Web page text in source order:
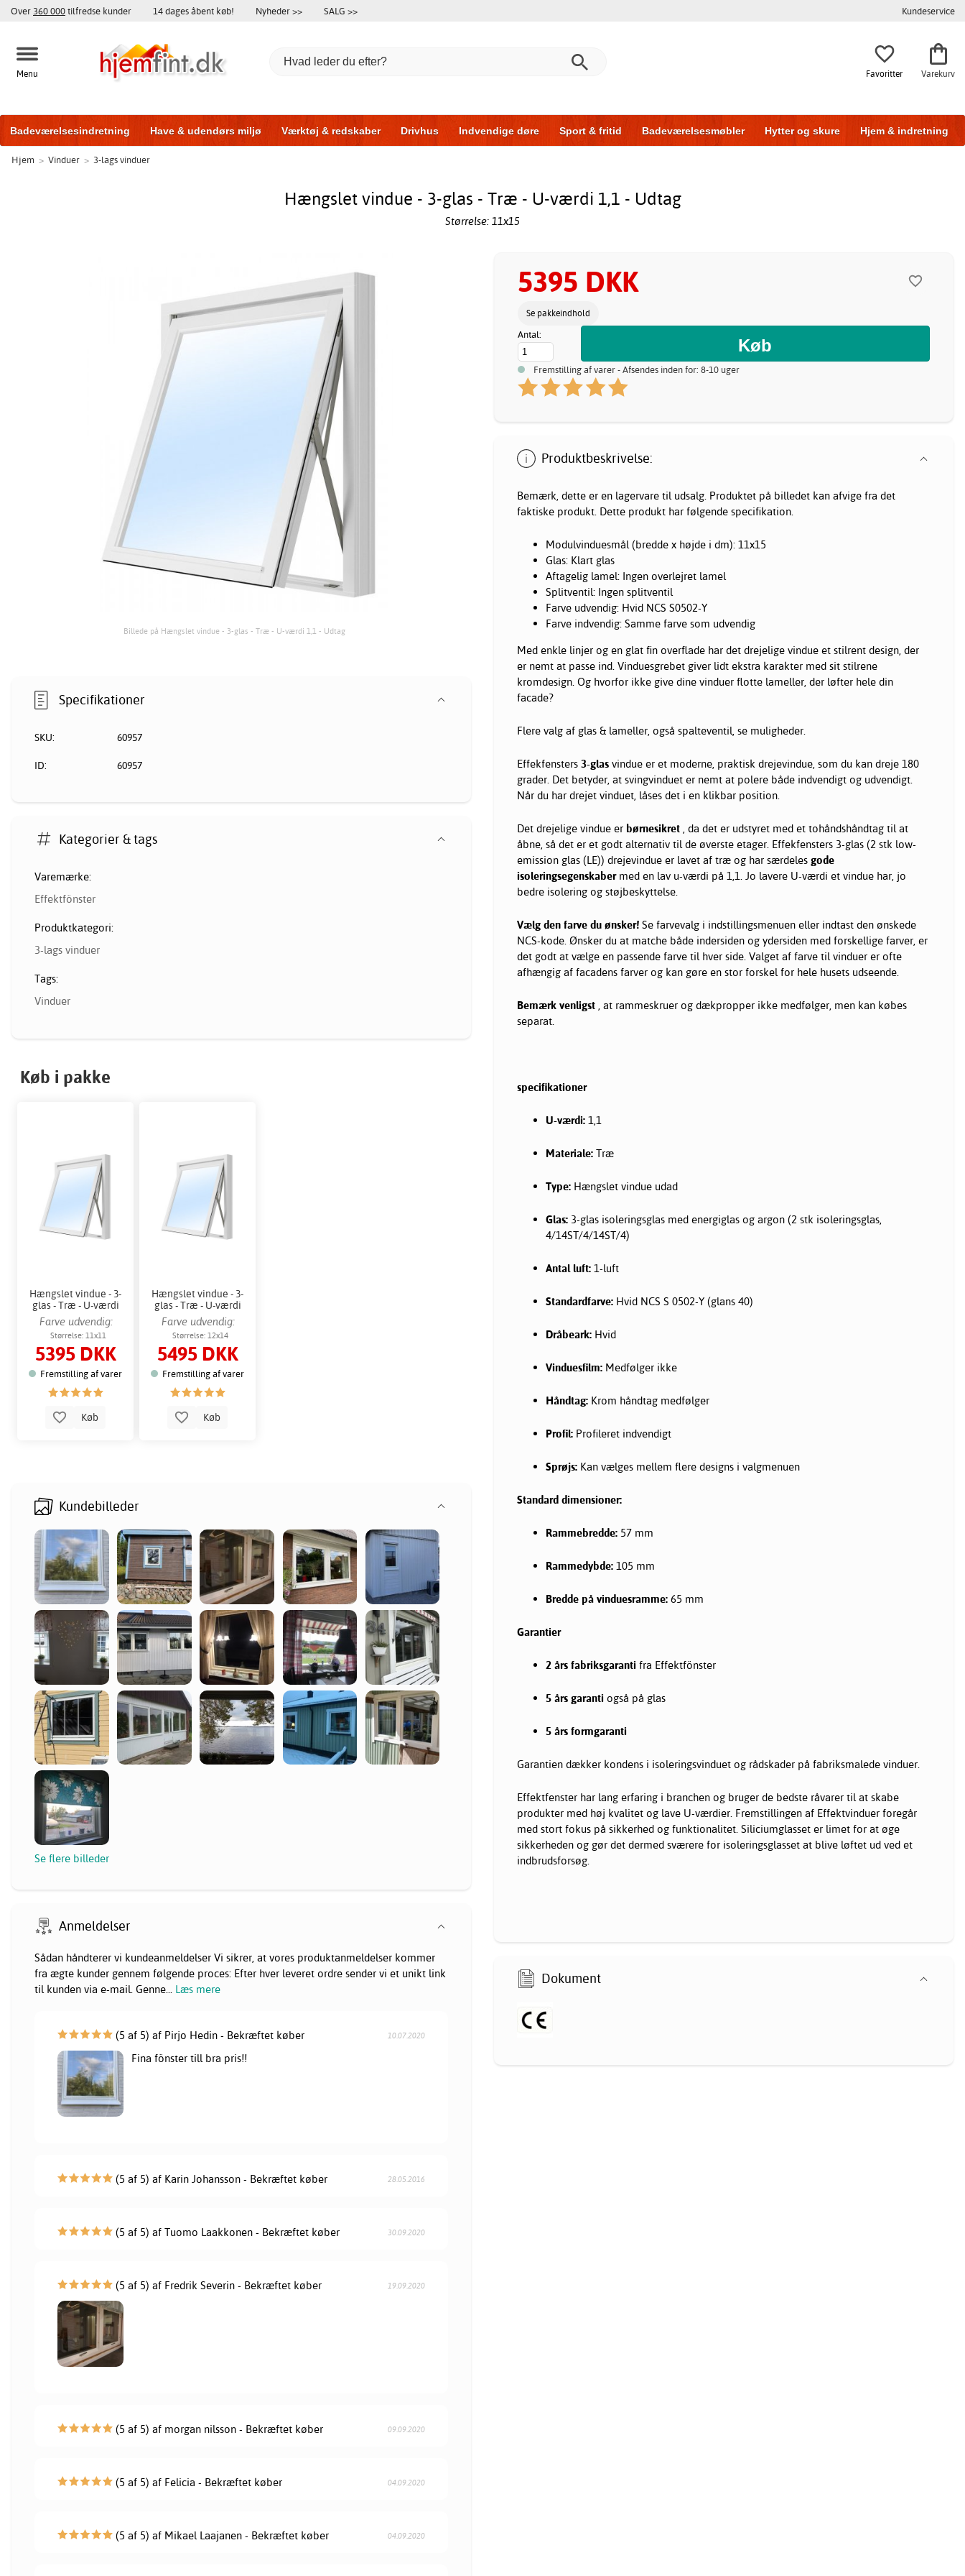
Over 360 000tilfredse kunder 14 dages åbent køb! Nyheder >> SALG >> Kundeservice
Menu Favoritter Varekurv
Badeværelsesindretning Have & udendørs miljø Værktøj & redskaber Drivhus Indvendige døre Sport & fritid Badeværelsesmøbler Hytter og skure Hjem & indretning
Træningsudstyr Yderdøre
Hjem > Vinduer > 3-lags vinduer
Hængslet vindue - 3-glas - Træ - U-værdi 1,1 - Udtag
Størrelse: 11x15
Billede på Hængslet vindue - 3-glas - Træ - U-værdi 1,1 - Udtag
5395 DKK
Se pakkeindhold
Antal:
Fremstilling af varer - Afsendes inden for: 8-10 uger
Produktbeskrivelse:
Bemærk, dette er en lagervare til udsalg. Produktet på billedet kan afvige fra det
faktiske produkt. Dette produkt har følgende specifikation.
Modulvinduesmål (bredde x højde i dm): 11x15
Glas: Klart glas
Aftagelig lamel: Ingen overlejret lamel
Splitventil: Ingen splitventil
Farve udvendig: Hvid NCS S0502-Y
Farve indvendig: Samme farve som udvendig
Med enkle linjer og en glat fin overflade har det drejelige vindue et stilrent design, der
er nemt at passe ind. Vinduesgrebet giver lidt ekstra karakter med sit stilrene
kromdesign. Og hvorfor ikke give dine vinduer flotte lameller, der løfter hele din
facade?
Flere valg af glas & lameller, også spalteventil, se muligheder.
Effekfensters 3-glas vindue er et moderne, praktisk drejevindue, som du kan dreje 180
grader. Det betyder, at svingvinduet er nemt at polere både indvendigt og udvendigt.
Når du har drejet vinduet, låses det i en klikbar position.
Det drejelige vindue er børnesikret , da det er udstyret med et tohåndshåndtag til at
åbne, så det er et godt alternativ til de øverste etager. Effekfensters 3-glas (2 stk low-
emission glas (LE)) drejevindue er lavet af træ og har særdeles gode
isoleringsegenskabermed en lav u-værdi på 1,1. Jo lavere U-værdi et vindue har, jo
bedre isolering og støjbeskyttelse.
Vælg den farve du ønsker! Se farvevalg i indstillingsmenuen eller indtast den ønskede
NCS-kode. Ønsker du at matche både indersiden og ydersiden med forskellige farver, er
det godt at vælge en passende farve til hver side. Valget af farve til vinduer er ofte
afhængig af facadens farver og kan gøre en stor forskel for hele husets udseende.
Bemærk venligst , at rammeskruer og dækpropper ikke medfølger, men kan købes
separat.
specifikationer
U-værdi: 1,1
Materiale: Træ
Type: Hængslet vindue udad
Glas: 3-glas isoleringsglas med energiglas og argon (2 stk isoleringsglas,
4/14ST/4/14ST/4)
Antal luft: 1-luft
Standardfarve: Hvid NCS S 0502-Y (glans 40)
Dråbeark: Hvid
Vinduesfilm: Medfølger ikke
Håndtag: Krom håndtag medfølger
Profil: Profileret indvendigt
Sprøjs: Kan vælges mellem flere designs i valgmenuen
Standard dimensioner:
Rammebredde: 57 mm
Rammedybde: 105 mm
Bredde på vinduesramme: 65 mm
Garantier
2 års fabriksgaranti fra Effektfönster
5 års garanti også på glas
5 års formgaranti
Garantien dækker kondens i isoleringsvinduet og rådskader på fabriksmalede vinduer.
Effektfenster har lang erfaring i branchen og bruger de bedste råvarer til at skabe
produkter med høj kvalitet og lave U-værdier. Fremstillingen af Effektvinduer foregår
med stort fokus på sikkerhed og funktionalitet. Siliciumglasset er limet for at øge
sikkerheden og gør det dermed sværere for isoleringsglasset at blive løftet ud ved et
indbrudsforsøg.
Dokument
Specifikationer
SKU: 60957
ID: 60957
Kategorier & tags
Varemærke:
Effektfönster
Produktkategori:
3-lags vinduer
Tags:
Vinduer
Køb i pakke
Hængslet vindue - 3-
glas - Træ - U-værdi
1,1 - Udtag
Farve udvendig:
Hvid
Størrelse: 11x11
5395 DKK
Fremstilling af varer
Køb
Hængslet vindue - 3-
glas - Træ - U-værdi
1,1 - Udtag
Farve udvendig:
Hvid
Størrelse: 12x14
5495 DKK
Fremstilling af varer
Køb
Kundebilleder
Se flere billeder
Anmeldelser
Sådan håndterer vi kundeanmeldelser Vi sikrer, at vores produktanmeldelser kommer
fra ægte kunder gennem følgende proces: Efter hver leveret ordre sender vi et unikt link
til kunden via e-mail. Genne... Læs mere
(5 af 5) af Pirjo Hedin - Bekræftet køber 10.07.2020
Fina fönster till bra pris!!
(5 af 5) af Karin Johansson - Bekræftet køber 28.05.2016
(5 af 5) af Tuomo Laakkonen - Bekræftet køber 30.09.2020
(5 af 5) af Fredrik Severin - Bekræftet køber 19.09.2020
(5 af 5) af morgan nilsson - Bekræftet køber 09.09.2020
(5 af 5) af Felicia - Bekræftet køber 04.09.2020
(5 af 5) af Mikael Laajanen - Bekræftet køber 04.09.2020